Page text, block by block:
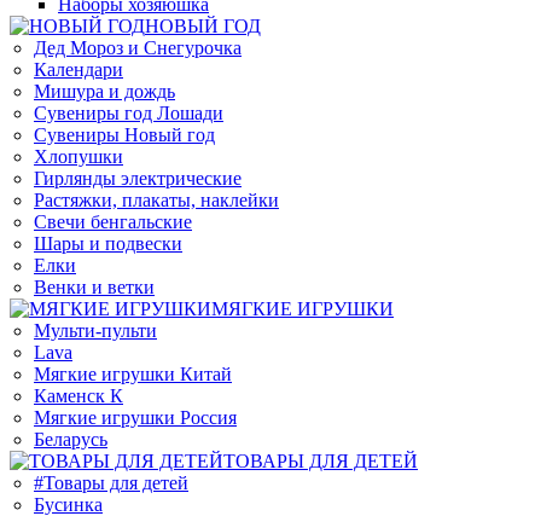
Наборы хозяюшка
НОВЫЙ ГОД
Дед Мороз и Снегурочка
Календари
Мишура и дождь
Сувениры год Лошади
Сувениры Новый год
Хлопушки
Гирлянды электрические
Растяжки, плакаты, наклейки
Свечи бенгальские
Шары и подвески
Елки
Венки и ветки
МЯГКИЕ ИГРУШКИ
Мульти-пульти
Lava
Мягкие игрушки Китай
Каменск К
Мягкие игрушки Россия
Беларусь
ТОВАРЫ ДЛЯ ДЕТЕЙ
#Товары для детей
Бусинка